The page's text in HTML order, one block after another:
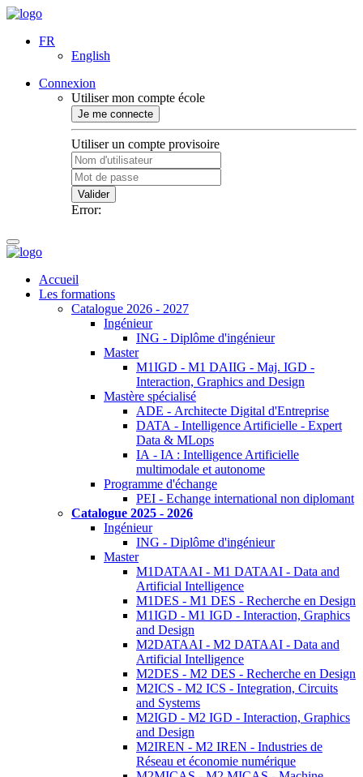
FR
English
Connexion
Utiliser mon compte école
Je me connecte
Utiliser un compte provisoire
Valider
Error:
Accueil
Les formations
Catalogue 2026 - 2027
Ingénieur
ING - Diplôme d'ingénieur
Master
M1IGD - M1 DAIIG - Maj. IGD -
Interaction, Graphics and Design
Mastère spécialisé
ADE - Architecte Digital d'Entreprise
DATA - Intelligence Artificielle - Expert
Data & MLops
IA - IA : Intelligence Artificielle
multimodale et autonome
Programme d'échange
PEI - Echange international non diplomant
Catalogue 2025 - 2026
Ingénieur
ING - Diplôme d'ingénieur
Master
M1DATAAI - M1 DATAAI - Data and
Artificial Intelligence
M1DES - M1 DES - Recherche en Design
M1IGD - M1 IGD - Interaction, Graphics
and Design
M2DATAAI - M2 DATAAI - Data and
Artificial Intelligence
M2DES - M2 DES - Recherche en Design
M2ICS - M2 ICS - Integration, Circuits
and Systems
M2IGD - M2 IGD - Interaction, Graphics
and Design
M2IREN - M2 IREN - Industries de
Réseau et économie numérique